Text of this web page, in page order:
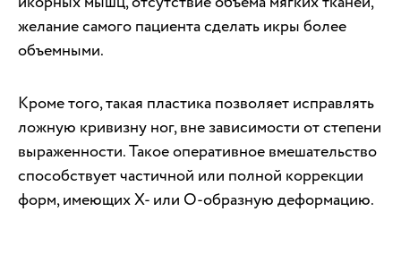
желание самого пациента сделать икры более
объемными.
Кроме того, такая пластика позволяет исправлять
ложную кривизну ног, вне зависимости от степени
выраженности. Такое оперативное вмешательство
способствует частичной или полной коррекции
форм, имеющих Х- или О-образную деформацию.